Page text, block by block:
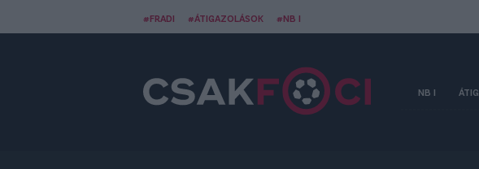
#FRADI #ÁTIGAZOLÁSOK #NB I
NB I